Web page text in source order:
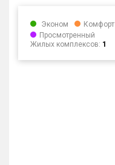
Эконом Комфорт
Просмотренный
Жилых комплексов: 1